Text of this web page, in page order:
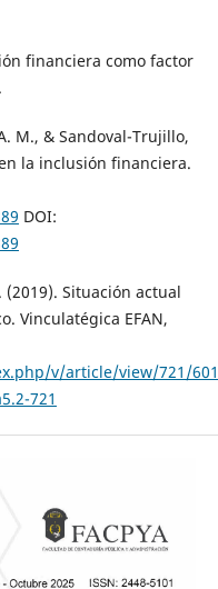
financiera como factor
M., & Sandoval-Trujillo,
la inclusión financiera.
DOI:
(2019). Situación actual
Vinculatégica EFAN,
v/article/view/721/601
721